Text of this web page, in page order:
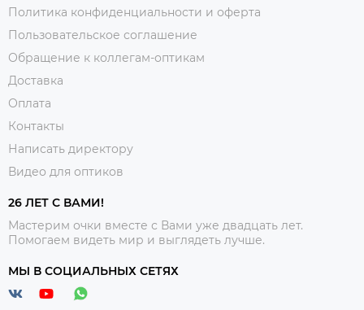
Политика конфиденциальности и оферта
Пользовательское соглашение
Обращение к коллегам-оптикам
Доставка
Оплата
Контакты
Написать директору
Видео для оптиков
26 ЛЕТ С ВАМИ!
Мастерим очки вместе с Вами уже двадцать лет.
Помогаем видеть мир и выглядеть лучше.
МЫ В СОЦИАЛЬНЫХ СЕТЯХ